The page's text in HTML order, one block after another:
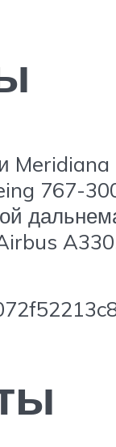
767-